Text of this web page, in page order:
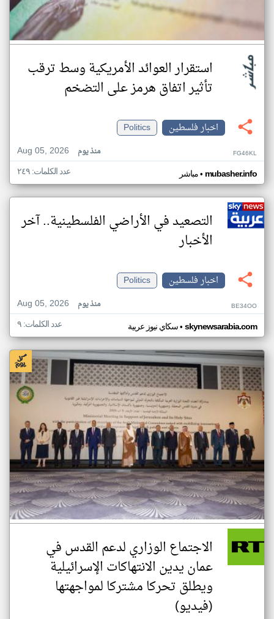
استقرار العوائد الأمريكية وسط ترقب
تأثير اتفاق هرمز على التضخم
اخبار فلسطين
Politics
Aug 05, 2026
منذ يوم FG46KL
مباشر• mubasher.info عدد الكلمات: ٢٤٩
التصعيد في الأراضي الفلسطينية.. آخر
الأخبار
اخبار فلسطين
Politics
Aug 05, 2026
منذ يوم BE34OO
سكاي نيوز عربية• skynewsarabia.com عدد الكلمات: ٩
الاجتماع الوزاري لدعم القدس في
عمان يدين الانتهاكات الإسرائيلية
ويطلق تحركا مشتركا لمواجهتها
(فيديو)